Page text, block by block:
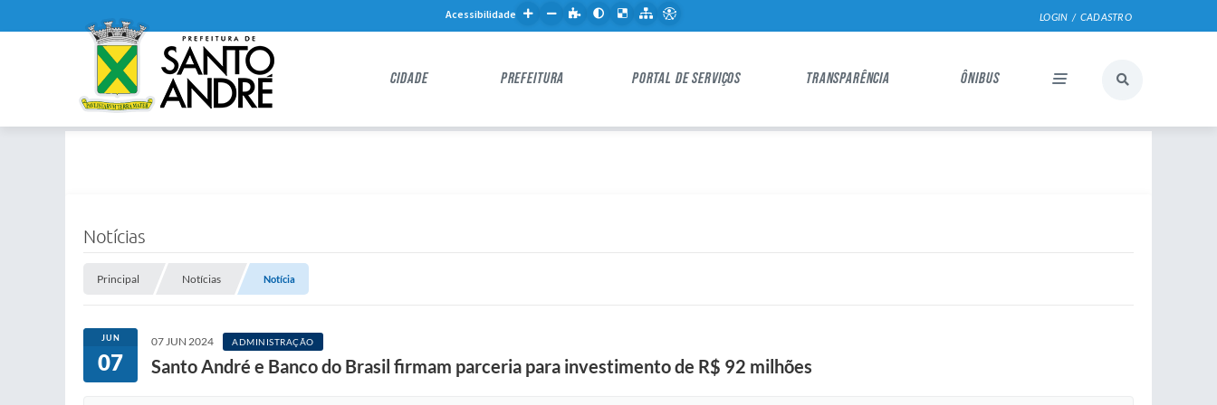
LOGIN / CADASTRO
Acessibilidade
CIDADE PREFEITURA PORTAL DE SERVIÇOS TRANSPARÊNCIA ÔNIBUS
Notícias
Principal Notícias Notícia
JUN
07
07 JUN 2024 ADMINISTRAÇÃO
Santo André e Banco do Brasil firmam parceria para investimento de R$ 92 milhões